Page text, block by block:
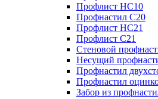
Профлист НС10
Профнастил С20
Профлист НС21
Профлист С21
Стеновой
Несущий
Профнастил
Профнастил
Забор из